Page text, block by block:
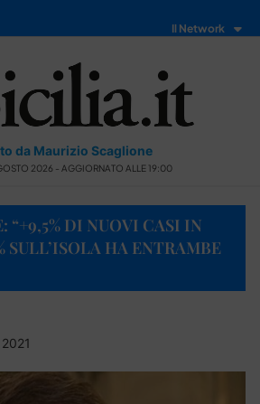
Il Network
da Maurizio Scaglione
2026 - AGGIORNATO ALLE 19:00
“+9,5% DI NUOVI CASI IN
SULL’ISOLA HA ENTRAMBE